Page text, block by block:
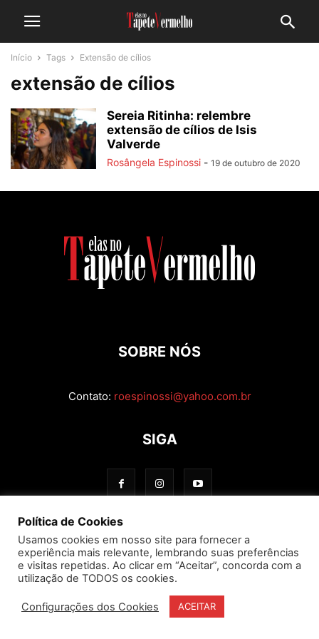
Início Tags Extensão de cílios
extensão de cílios
Sereia Ritinha: relembre
extensão de cílios de Isis
Valverde
Rosângela Espinossi - 19 de outubro de 2020
SOBRE NÓS
Contato: roespinossi@yahoo.com.br
SIGA
Política de Cookies
Usamos cookies em nosso site para fornecer a
experiência mais relevante, lembrando suas preferências
e visitas repetidas. Ao clicar em “Aceitar”, concorda com a
utilização de TODOS os cookies.
Configurações dos Cookies ACEITAR